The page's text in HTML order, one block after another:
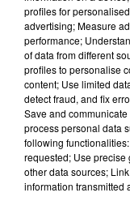
aspergé sa
d'un liquide
20 juillet 2026
UNE
OPÉRER DE
profiles for
advertising; Measure
performance;
of data from different
profiles to personalise
content; Use limited
detect fraud, and fix
Save and
process personal data
following
requested; Use
other data sources;
information transmitted